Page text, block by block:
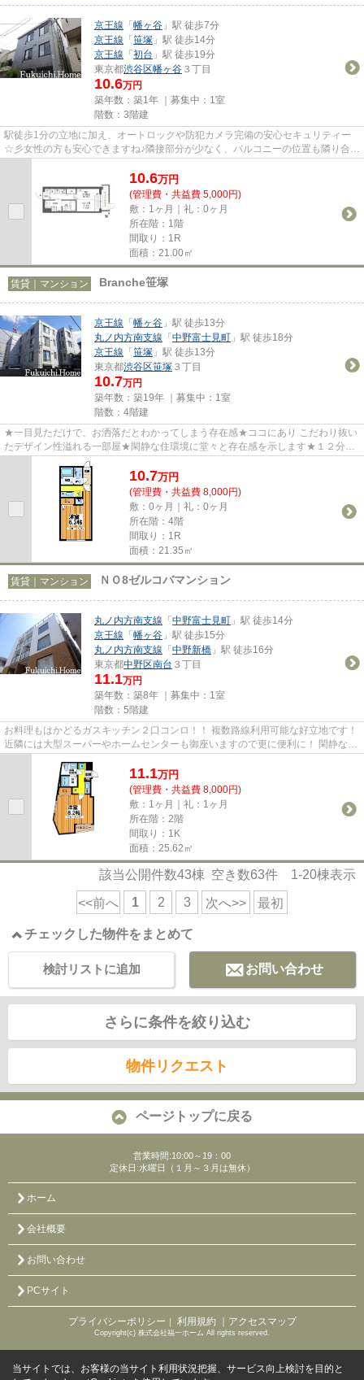
京王線 「幡ヶ谷 」駅 徒歩7分
京王線 「笹塚 」駅 徒歩14分
京王線 「初台 」駅 徒歩19分
東京都渋谷区幡ヶ谷 ３丁目
10.6万円
築年数：築1年 ｜募集中： 1室
階数：3階建
駅徒歩1分の立地に加え、オートロックや防犯カメラ完備の安心セキュリティー
☆彡女性の方も安心できますね♪隣接部分が少なく、バルコニーの位置も隣り合わ
ない造りはオーナー様の細かい...
10.6万円
(管理費・共益費 5,000円)
敷：1ヶ月｜礼：0ヶ月
所在階：1階
間取り：1R
面積：21.00㎡
賃貸｜マンション Branche笹塚
京王線 「幡ヶ谷 」駅 徒歩13分
丸ノ内方南支線 「中野富士見町 」駅 徒歩18分
京王線 「笹塚 」駅 徒歩13分
東京都渋谷区笹塚 ３丁目
10.7万円
築年数：築19年 ｜募集中： 1室
階数：4階建
★一目見ただけで、お洒落だとわかってしまう存在感★ココにあり こだわり抜い
たデザイン性溢れる一部屋★閑静な住環境に堂々と存在感を示します★１２分が
遠く感じるかどうかは、周辺環境...
10.7万円
(管理費・共益費 8,000円)
敷：0ヶ月｜礼：0ヶ月
所在階：4階
間取り：1R
面積：21.35㎡
賃貸｜マンション ＮＯ8ゼルコバマンション
丸ノ内方南支線 「中野富士見町 」駅 徒歩14分
京王線 「幡ヶ谷 」駅 徒歩15分
丸ノ内方南支線 「中野新橋 」駅 徒歩16分
東京都中野区南台 ３丁目
11.1万円
築年数：築8年 ｜募集中： 1室
階数：5階建
お料理もはかどるガスキッチン２口コンロ！！ 複数路線利用可能な好立地です！
近隣には大型スーパーやホームセンターも御座いますので更に便利に！ 閑静な住
宅地のお勧めです！当社自...
11.1万円
(管理費・共益費 8,000円)
敷：1ヶ月｜礼：1ヶ月
所在階：2階
間取り：1K
面積：25.62㎡
該当公開件数43棟 空き数63件 1-20棟表示
<<前へ 1 2 3 次へ>> 最初
チェックした物件をまとめて
お問い合わせ
検討リストに追加
さらに条件を絞り込む
物件リクエスト
ページトップに戻る
営業時間:10:00～19：00
定休日:水曜日（１月～３月は無休）
ホーム
会社概要
お問い合わせ
PCサイト
プライバシーポリシー ｜ 利用規約 ｜アクセスマップ
Copyright(c) 株式会社福一ホーム All rights reserved.
当サイトでは、お客様の当サイト利用状況把握、サービス向上検討を目的と